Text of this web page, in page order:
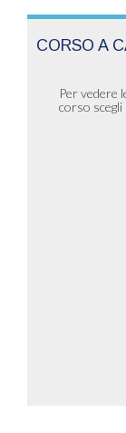
CORSO A
Per vedere
corso scegli